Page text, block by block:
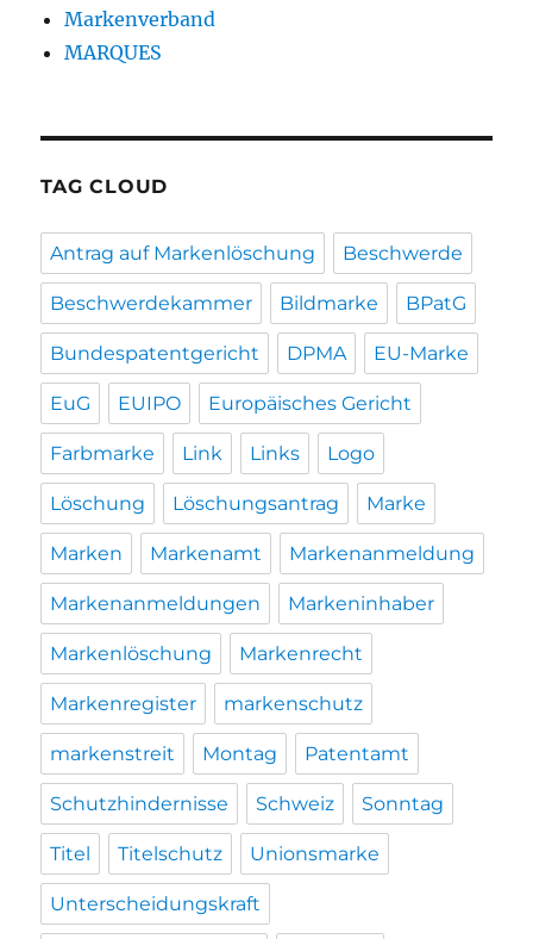
Markenverband
MARQUES
TAG CLOUD
Antrag auf Markenlöschung Beschwerde
Beschwerdekammer Bildmarke BPatG
Bundespatentgericht DPMA EU-Marke
EuG EUIPO Europäisches Gericht
Farbmarke Link Links Logo
Löschung Löschungsantrag Marke
Marken Markenamt Markenanmeldung
Markenanmeldungen Markeninhaber
Markenlöschung Markenrecht
Markenregister markenschutz
markenstreit Montag Patentamt
Schutzhindernisse Schweiz Sonntag
Titel Titelschutz Unionsmarke
Unterscheidungskraft